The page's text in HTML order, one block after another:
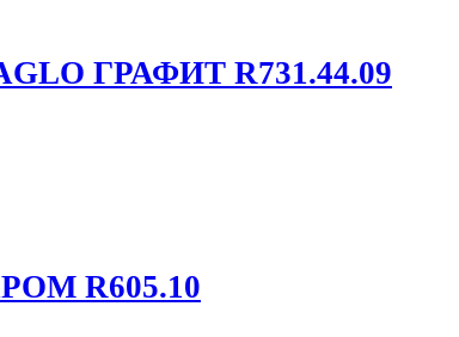
ГРАФИТ R731.44.09
R605.10